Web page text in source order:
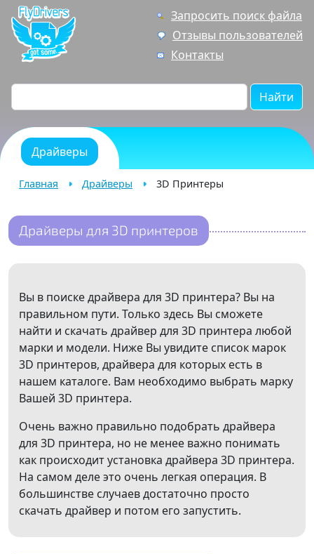
Запросить поиск файла
Отзывы пользователей
Контакты
Найти
Драйверы
Главная Драйверы 3D Принтеры
Драйверы для 3D принтеров
Вы в поиске драйвера для 3D принтера? Вы на
правильном пути. Только здесь Вы сможете
найти и скачать драйвер для 3D принтера любой
марки и модели. Ниже Вы увидите список марок
3D принтеров, драйвера для которых есть в
нашем каталоге. Вам необходимо выбрать марку
Вашей 3D принтера.
Очень важно правильно подобрать драйвера
для 3D принтера, но не менее важно понимать
как происходит установка драйвера 3D принтера.
На самом деле это очень легкая операция. В
большинстве случаев достаточно просто
скачать драйвер и потом его запустить.